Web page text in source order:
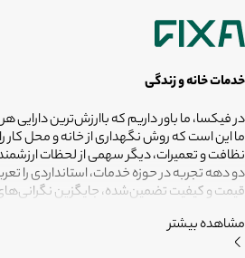
خدمات خانه و زندگی
در فیکسا، ما باور داریم که باارزش‌ترین
ما این است که روش نگهداری از خانه و محل کار
نظافت و تعمیرات، دیگر سهمی از لحظات
دو دهه تجربه در حوزه خدمات، استانداردی را
قیمت و کیفیت تضمین‌شده، جایگزین
متخصصانی بسپاریم که از فیلترهای سخت‌گیرانه
دقیقاً همان فضای امن و بی‌دغدغه‌ای باشد که
مشاهده بیشتر